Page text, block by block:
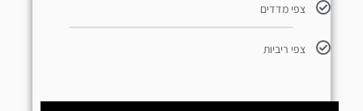
צפי מדדים
צפי ריביות